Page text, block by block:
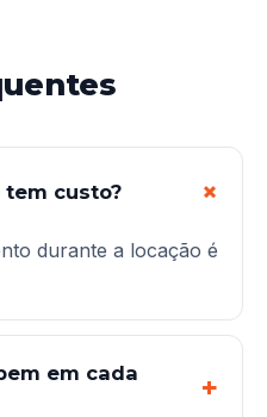
custo?
durante a locação é
em cada